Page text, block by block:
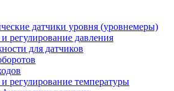
датчики уровня (уровнемеры)
регулирование давления
для датчиков
регулирование температуры